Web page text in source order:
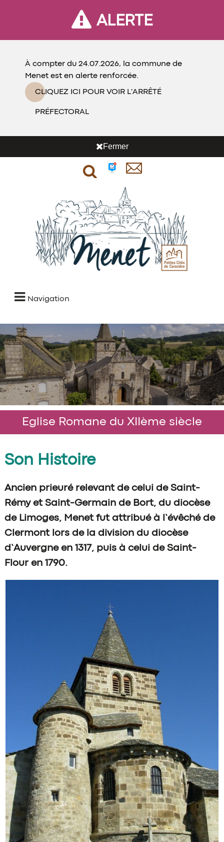
ALERTE
À compter du 24.07.2026, la commune de
Menet est en alerte renforcée.
CLIQUEZ ICI POUR VOIR L'ARRÊTÉ
PRÉFECTORAL
Fermer
Navigation
Eglise Romane du XIIème siècle
Son Histoire
Ancien prieuré relevant de celui de Saint-
Rémy et Saint-Germain de Bort, du diocèse
de Limoges, Menet fut attribué à l’évêché de
Clermont lors de la division du diocèse
d’Auvergne en 1317, puis à celui de Saint-
Flour en 1790.